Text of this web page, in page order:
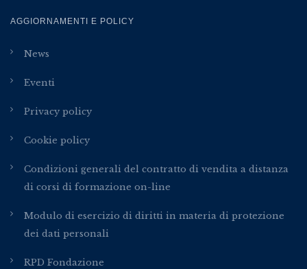
AGGIORNAMENTI E POLICY
News
Eventi
Privacy policy
Cookie policy
Condizioni generali del contratto di vendita a distanza
di corsi di formazione on-line
Modulo di esercizio di diritti in materia di protezione
dei dati personali
RPD Fondazione